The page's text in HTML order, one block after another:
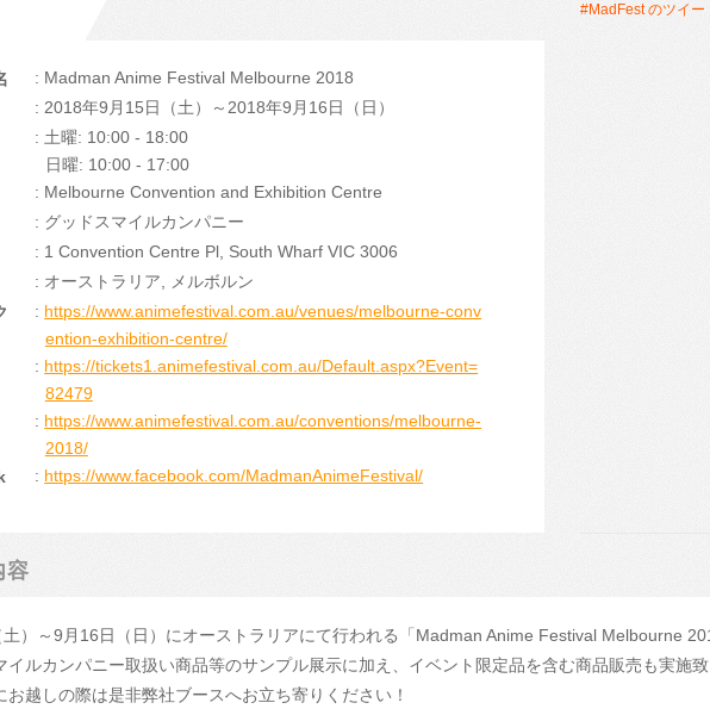
: Madman Anime Festival Melbourne 2018
: 2018年9月15日（土）～2018年9月16日（日）
: 土曜: 10:00 - 18:00
日曜: 10:00 - 17:00
: Melbourne Convention and Exhibition Centre
: グッドスマイルカンパニー
: 1 Convention Centre Pl, South Wharf VIC 3006
: オーストラリア, メルボルン
: https://www.animefestival.com.au/venues/melbourne-conv
ention-exhibition-centre/
: https://tickets1.animefestival.com.au/Default.aspx?Event=
82479
: https://www.animefestival.com.au/conventions/melbourne-
2018/
: https://www.facebook.com/MadmanAnimeFestival/
#MadFest のツイー
容
）～9月16日（日）にオーストラリアにて行われる「Madman Anime Festival Melbourne
イルカンパニー取扱い商品等のサンプル展示に加え、イベント限定品を含む商品販売も実施
お越しの際は是非弊社ブースへお立ち寄りください！